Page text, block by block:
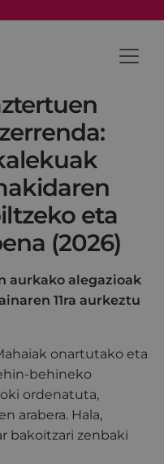
eta
(2026)
aurkako alegazioak
11ra aurkeztu
onartutako eta
behineko
ordenatuta,
arabera. Hala,
bakoitzari zenbaki